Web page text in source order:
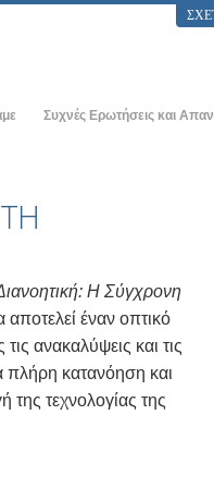
Συχνές Ερωτήσεις και
Η Σύγχρονη
αποτελεί έναν οπτικό
ανακαλύψεις και τις
πλήρη κατανόηση και
της τεχνολογίας της